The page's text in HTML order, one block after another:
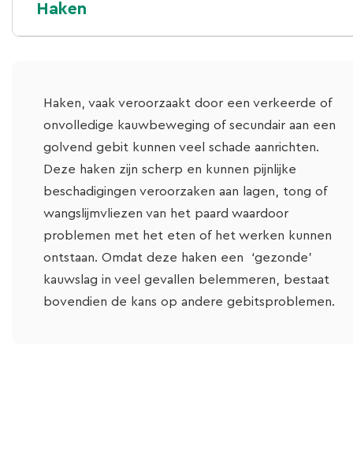
Haken
Haken, vaak veroorzaakt door een verkeerde of
onvolledige kauwbeweging of secundair aan een
golvend gebit kunnen veel schade aanrichten.
Deze haken zijn scherp en kunnen pijnlijke
beschadigingen veroorzaken aan lagen, tong of
wangslijmvliezen van het paard waardoor
problemen met het eten of het werken kunnen
ontstaan. Omdat deze haken een ‘gezonde’
kauwslag in veel gevallen belemmeren, bestaat
bovendien de kans op andere gebitsproblemen.